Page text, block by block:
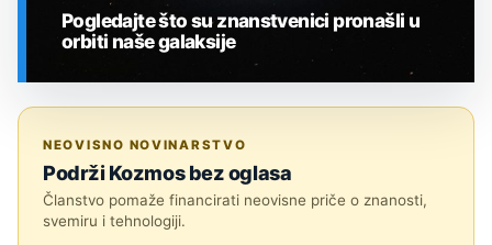
Pogledajte što su znanstvenici pronašli u
orbiti naše galaksije
NEOVISNO NOVINARSTVO
Podrži Kozmos bez oglasa
Članstvo pomaže financirati neovisne priče o znanosti,
svemiru i tehnologiji.